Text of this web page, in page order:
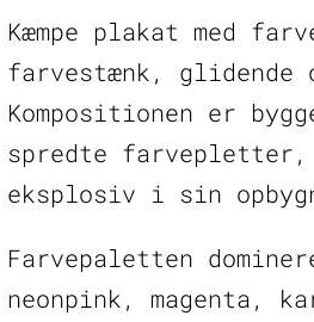
Kæmpe plakat med
farvestænk, glidende
Kompositionen er
spredte farvepletter,
eksplosiv i sin
Farvepaletten
neonpink, magenta,